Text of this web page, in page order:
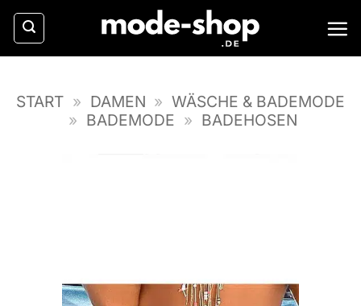
Zum
Inhalt
springen
START » DAMEN » WÄSCHE & BADEMODE
» BADEMODE » BADEHOSEN